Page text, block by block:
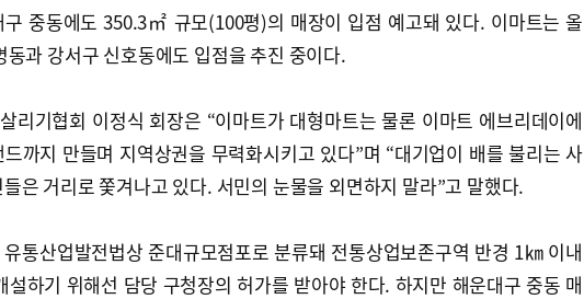
중동에도 350.3㎡ 규모(100평)의 매장이 입점 예고돼 있다. 이마트는 올
동과 강서구 신호동에도 입점을 추진 중이다.
리기협회 이정식 회장은 “이마트가 대형마트는 물론 이마트 에브리데이에
까지 만들며 지역상권을 무력화시키고 있다”며 “대기업이 배를 불리는 사
은 거리로 쫓겨나고 있다. 서민의 눈물을 외면하지 말라”고 말했다.
통산업발전법상 준대규모점포로 분류돼 전통상업보존구역 반경 1㎞ 이내
설하기 위해선 담당 구청장의 허가를 받아야 한다. 하지만 해운대구 중동 매